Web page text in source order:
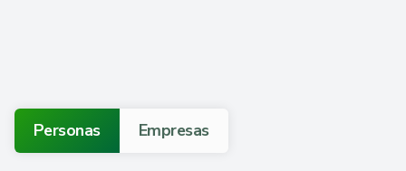
Personas Empresas